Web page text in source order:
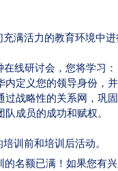
满活力的教育环境中
线研讨会，您将学习：
内定义您的领导身份，
过战略性的关系网，巩
队成员的成功和赋权。
训前和培训后活动。
的名额已满！如果您有